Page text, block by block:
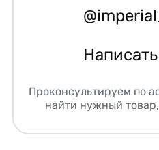
Проконсультируем по
найти нужный